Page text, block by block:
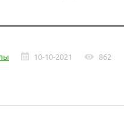
10-10-2021 862